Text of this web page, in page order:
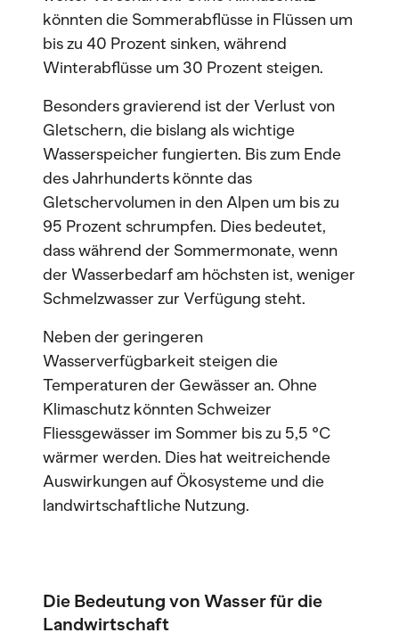
könnten die Sommerabflüsse in Flüssen um
bis zu 40 Prozent sinken, während
Winterabflüsse um 30 Prozent steigen.
Besonders gravierend ist der Verlust von
Gletschern, die bislang als wichtige
Wasserspeicher fungierten. Bis zum Ende
des Jahrhunderts könnte das
Gletschervolumen in den Alpen um bis zu
95 Prozent schrumpfen. Dies bedeutet,
dass während der Sommermonate, wenn
der Wasserbedarf am höchsten ist, weniger
Schmelzwasser zur Verfügung steht.
Neben der geringeren
Wasserverfügbarkeit steigen die
Temperaturen der Gewässer an. Ohne
Klimaschutz könnten Schweizer
Fliessgewässer im Sommer bis zu 5,5 °C
wärmer werden. Dies hat weitreichende
Auswirkungen auf Ökosysteme und die
landwirtschaftliche Nutzung.
Die Bedeutung von Wasser für die
Landwirtschaft